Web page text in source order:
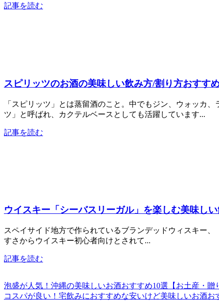
記事を読む
スピリッツのお酒の美味しい飲み方/割り方おすす
「スピリッツ」とは蒸留酒のこと。中でもジン、ウォッカ
ツ」と呼ばれ、カクテルベースとしても活躍しています...
記事を読む
ウイスキー「シーバスリーガル」を楽しむ美味し
スペイサイド地方で作られているブランデッドウィスキー
すさからウイスキー初心者向けとされて...
記事を読む
泡盛が人気！沖縄の美味しいお酒おすすめ10選【お土産・贈
コスパが良い！宅飲みにおすすめな安いけど美味しいお酒お